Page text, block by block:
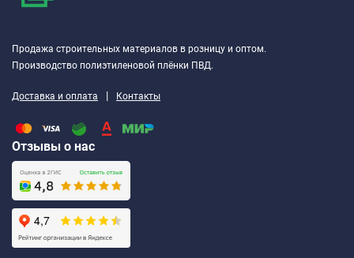
Продажа строительных материалов в розницу и оптом.
Производство полиэтиленовой плёнки ПВД.
Доставка и оплата | Контакты
Отзывы о нас